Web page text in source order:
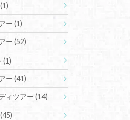
(1)
ー(1)
ー(52)
(1)
ー(41)
ィツアー(14)
(45)